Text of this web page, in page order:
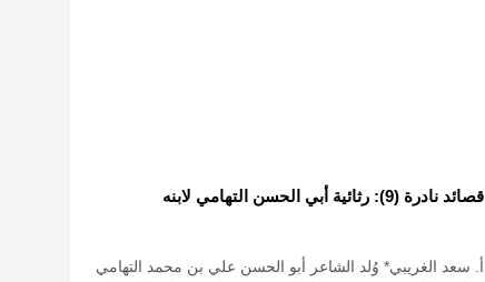
قصائد نادرة (9): رثائية أبي الحسن التهامي لابنه
أ. سعد الغريبي* وُلد الشاعر أبو الحسن علي بن محمد التهامي